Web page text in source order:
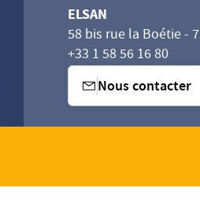
en garantissant la
ELSAN
58 bis rue la Boétie -
+33 1 58 56 16 80
Nous contacter